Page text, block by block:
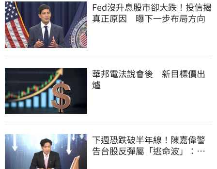
Fed沒升息股市卻大跌！投信揭
真正原因 曝下一步布局方向
華邦電法說會後 新目標價出
爐
下週恐跌破半年線！陳嘉偉警
告台股反彈屬「逃命波」：空